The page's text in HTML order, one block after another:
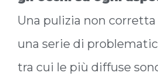
Una pulizia non
una serie di
tra cui le più diffuse